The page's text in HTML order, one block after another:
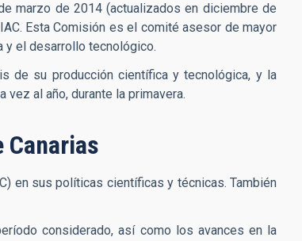
marzo de 2014 (actualizados en diciembre de
Esta Comisión es el comité asesor de mayor
y el desarrollo tecnológico.
de su producción científica y tecnológica, y la
al año, durante la primavera.
en sus políticas científicas y técnicas. También
considerado, así como los avances en la